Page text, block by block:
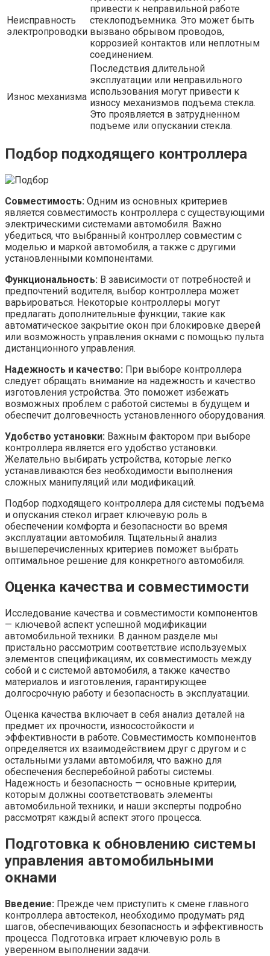
Неисправность
электропроводки
привести к неправильной работе
стеклоподъемника. Это может быть
вызвано обрывом проводов,
коррозией контактов или неплотным
соединением.
Износ механизма
Последствия длительной
эксплуатации или неправильного
использования могут привести к
износу механизмов подъема стекла.
Это проявляется в затрудненном
подъеме или опускании стекла.
Подбор подходящего контроллера
Совместимость: Одним из основных критериев
является совместимость контроллера с существующими
электрическими системами автомобиля. Важно
убедиться, что выбранный контроллер совместим с
моделью и маркой автомобиля, а также с другими
установленными компонентами.
Функциональность: В зависимости от потребностей и
предпочтений водителя, выбор контроллера может
варьироваться. Некоторые контроллеры могут
предлагать дополнительные функции, такие как
автоматическое закрытие окон при блокировке дверей
или возможность управления окнами с помощью пульта
дистанционного управления.
Надежность и качество: При выборе контроллера
следует обращать внимание на надежность и качество
изготовления устройства. Это поможет избежать
возможных проблем с работой системы в будущем и
обеспечит долговечность установленного оборудования.
Удобство установки: Важным фактором при выборе
контроллера является его удобство установки.
Желательно выбирать устройства, которые легко
устанавливаются без необходимости выполнения
сложных манипуляций или модификаций.
Подбор подходящего контроллера для системы подъема
и опускания стекол играет ключевую роль в
обеспечении комфорта и безопасности во время
эксплуатации автомобиля. Тщательный анализ
вышеперечисленных критериев поможет выбрать
оптимальное решение для конкретного автомобиля.
Оценка качества и совместимости
Исследование качества и совместимости компонентов
— ключевой аспект успешной модификации
автомобильной техники. В данном разделе мы
пристально рассмотрим соответствие используемых
элементов спецификациям, их совместимость между
собой и с системой автомобиля, а также качество
материалов и изготовления, гарантирующее
долгосрочную работу и безопасность в эксплуатации.
Оценка качества включает в себя анализ деталей на
предмет их прочности, износостойкости и
эффективности в работе. Совместимость компонентов
определяется их взаимодействием друг с другом и с
остальными узлами автомобиля, что важно для
обеспечения бесперебойной работы системы.
Надежность и безопасность — основные критерии,
которым должны соответствовать элементы
автомобильной техники, и наши эксперты подробно
рассмотрят каждый аспект этого процесса.
Подготовка к обновлению системы
управления автомобильными
окнами
Введение: Прежде чем приступить к смене главного
контроллера автостекол, необходимо продумать ряд
шагов, обеспечивающих безопасность и эффективность
процесса. Подготовка играет ключевую роль в
уверенном выполнении задачи.